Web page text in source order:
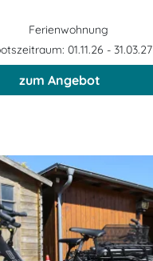
Ferienwohnung
01.11.26 - 31.03.27
zum Angebot